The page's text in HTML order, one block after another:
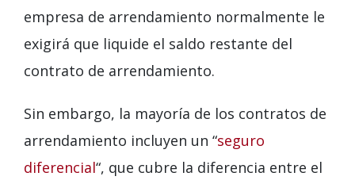
empresa de arrendamiento normalmente le
exigirá que liquide el saldo restante del
contrato de arrendamiento.
Sin embargo, la mayoría de los contratos de
arrendamiento incluyen un “seguro
diferencial“, que cubre la diferencia entre el